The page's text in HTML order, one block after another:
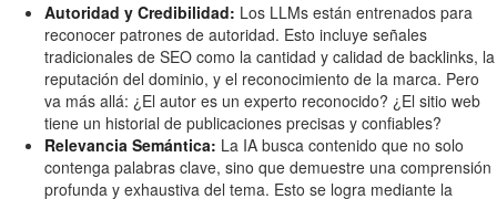
Autoridad y Credibilidad: Los LLMs están entrenados para
reconocer patrones de autoridad. Esto incluye señales
tradicionales de SEO como la cantidad y calidad de backlinks, la
reputación del dominio, y el reconocimiento de la marca. Pero
va más allá: ¿El autor es un experto reconocido? ¿El sitio web
tiene un historial de publicaciones precisas y confiables?
Relevancia Semántica: La IA busca contenido que no solo
contenga palabras clave, sino que demuestre una comprensión
profunda y exhaustiva del tema. Esto se logra mediante la